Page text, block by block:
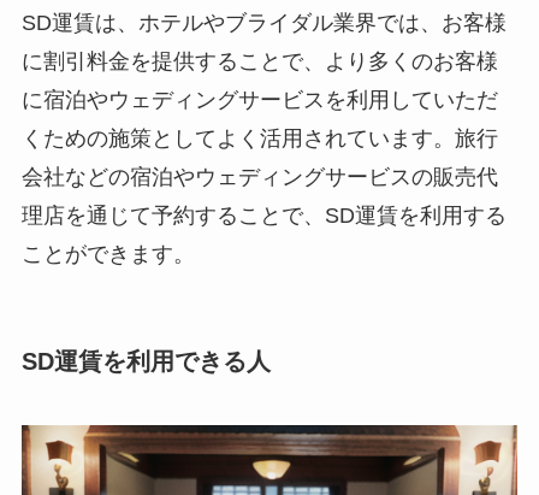
SD運賃は、ホテルやブライダル業界では、お客様
に割引料金を提供することで、より多くのお客様
に宿泊やウェディングサービスを利用していただ
くための施策としてよく活用されています。 旅行
会社などの宿泊やウェディングサービスの販売代
理店を通じて予約することで、SD運賃を利用する
ことができます。
SD運賃を利用できる人